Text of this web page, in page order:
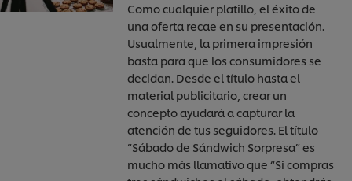
Como cualquier platillo, el éxito de
una oferta recae en su presentación.
Usualmente, la primera impresión
basta para que los consumidores se
decidan. Desde el título hasta el
material publicitario, crear un
concepto ayudará a capturar la
atención de tus seguidores. El título
“Sábado de Sándwich Sorpresa” es
mucho más llamativo que “Si compras